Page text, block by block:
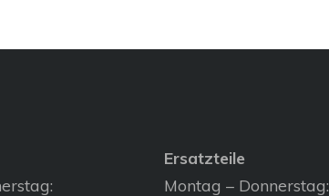
Ersatzteile
Montag – Donnerstag: